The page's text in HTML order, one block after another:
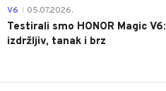
V6 05.07.2026.
Testirali smo HONOR Magic
izdržljiv, tanak i brz